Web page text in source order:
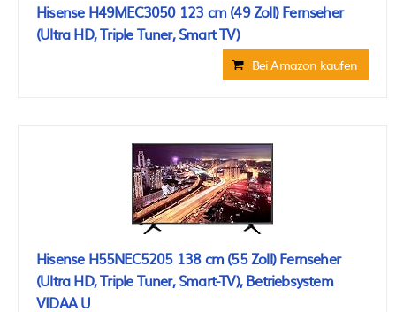
Hisense H49MEC3050 123 cm (49 Zoll) Fernseher
(Ultra HD, Triple Tuner, Smart TV)
Bei Amazon kaufen
Hisense H55NEC5205 138 cm (55 Zoll) Fernseher
(Ultra HD, Triple Tuner, Smart-TV), Betriebsystem
VIDAA U